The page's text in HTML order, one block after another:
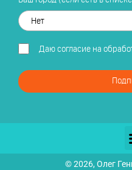
Даю согласие на
© 2026, Олег